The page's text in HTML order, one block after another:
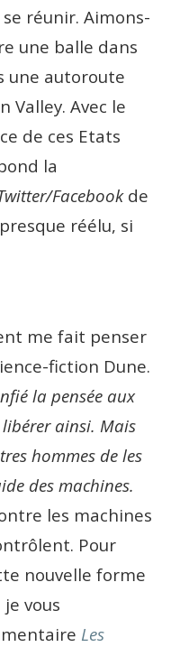
réunir. Aimons-
une balle dans
une autoroute
Valley. Avec le
de ces Etats
la
Facebookde
réélu, si
me fait penser
fiction Dune.
la pensée aux
libérer ainsi. Mais
hommes de les
des machines.
les machines
Pour
nouvelle forme
je vous
Les